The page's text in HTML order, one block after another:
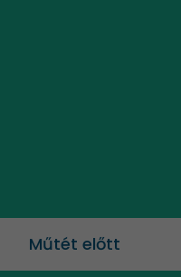
Műtét előtt